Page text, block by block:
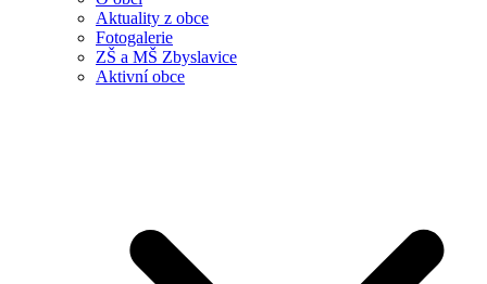
Aktuality z obce
Fotogalerie
ZŠ a MŠ Zbyslavice
Aktivní obce